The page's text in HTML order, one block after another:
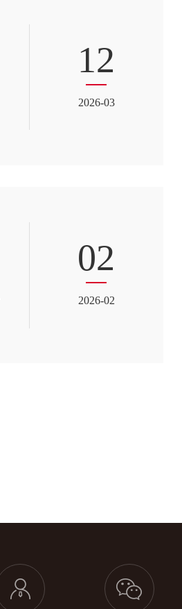
12
2026-03
02
2026-02